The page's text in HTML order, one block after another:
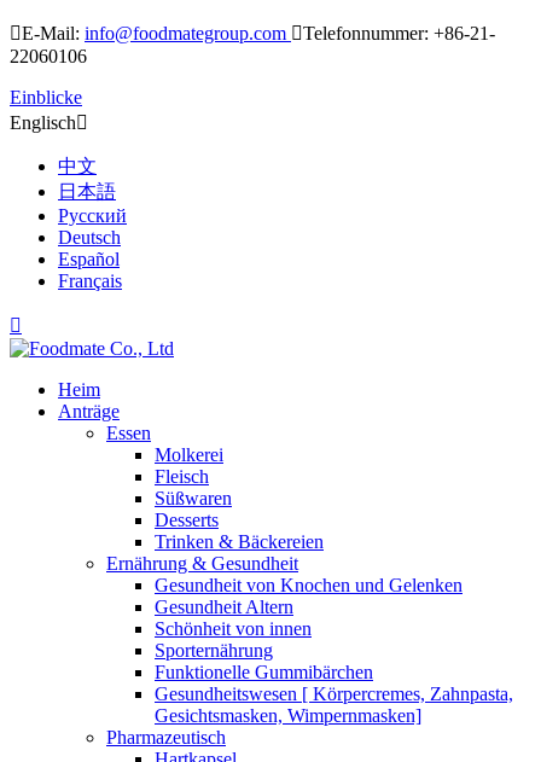
E-Mail: info@foodmategroup.com Telefonnummer: +86-21-
22060106
Einblicke
Englisch
中文
日本語
Русский
Deutsch
Español
Français

Heim
Anträge
Essen
Molkerei
Fleisch
Süßwaren
Desserts
Trinken & Bäckereien
Ernährung & Gesundheit
Gesundheit von Knochen und Gelenken
Gesundheit Altern
Schönheit von innen
Sporternährung
Funktionelle Gummibärchen
Gesundheitswesen [ Körpercremes, Zahnpasta,
Gesichtsmasken, Wimpernmasken]
Pharmazeutisch